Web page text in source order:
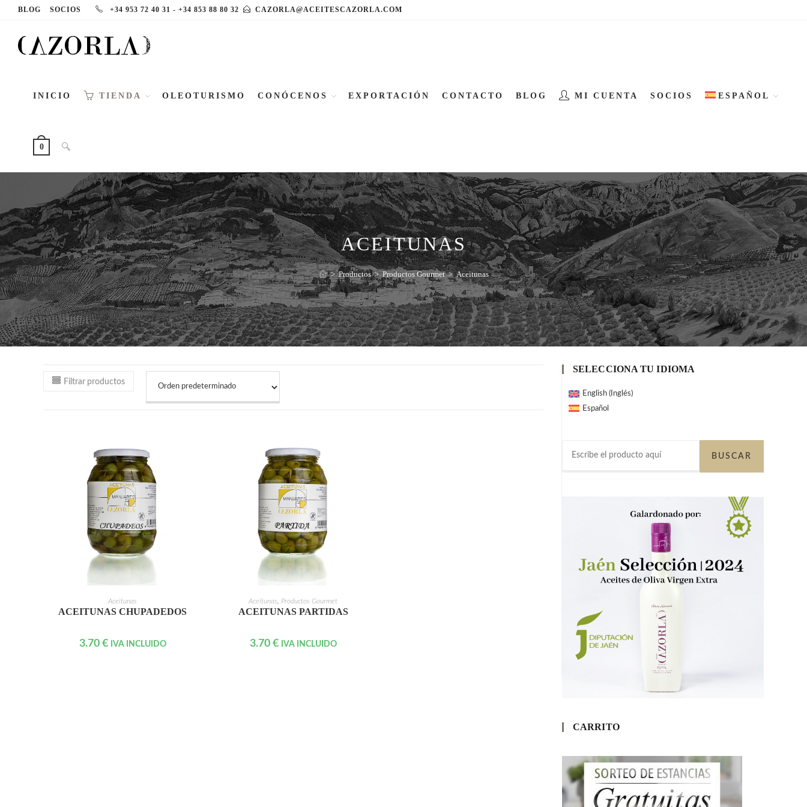
contenido
BLOG SOCIOS +34 953 72 40 31 - +34 853 88 80 32 CAZORLA@ACEITESCAZORLA.COM
INICIO TIENDA OLEOTURISMO CONÓCENOS EXPORTACIÓN CONTACTO BLOG MI CUENTA SOCIOS ESPAÑOL
0 ALTERNAR
BÚSQUEDA
DE
LA
WEB
ACEITUNAS
> Productos > Productos Gourmet > Aceitunas
Filtrar productos
AÑADIR AL CARRITO
Aceitunas
ACEITUNAS CHUPADEDOS
3.70 € IVA INCLUIDO
AÑADIR AL CARRITO
Aceitunas Productos Gourmet
ACEITUNAS PARTIDAS
3.70 € IVA INCLUIDO
SELECCIONA TU IDIOMA
English ( Inglés)
Español
BUSCAR
CARRITO